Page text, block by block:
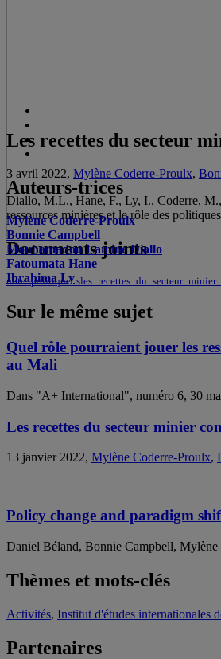
Les recettes du secteur
3 avril 2022, Mylène Coderre-Proulx,
Diallo, M.L., Hane, F., Ly, I., Coderre,
ressources minières et le rôle des
Documents joints
Auteurs-trices
Mylène Coderre-Proulx
Bonnie Campbell
Mouhamadou Lamine Diallo
Fatoumata Hane
Ibrahima Ly
Sur le même sujet
Quel rôle pourraient jouer les
au Mali
Dans "A+ International", numéro 6, 30
Les recettes du secteur minier
13 janvier 2022, Mylène Coderre-Proulx,
Policy change and paradigm
Daniel Béland, Bonnie Campbell,
Thèmes et mots-clés
Activités, Institut d'études internationales
Partenaires